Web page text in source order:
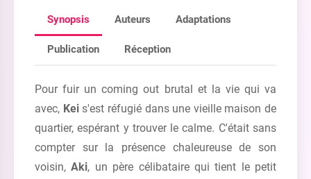
Synopsis Auteurs Adaptations
Publication Réception
Pour fuir un coming out brutal et la vie qui va
avec, Keis'est réfugié dans une vieille maison de
quartier, espérant y trouver le calme. C'était sans
compter sur la présence chaleureuse de son
voisin,Aki, un père célibataire qui tient le petit